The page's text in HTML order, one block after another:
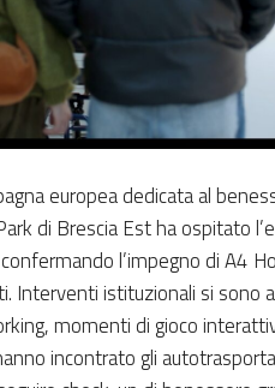
europea dedicata al
di Brescia Est ha ospitato
confermando l’impegno diA4
Interventi istituzionali si sono
momenti di gioco
incontrato gli